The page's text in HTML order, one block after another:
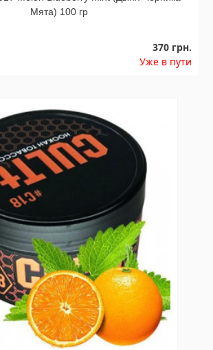
Мята) 100 гр
370 грн.
Уже в пути